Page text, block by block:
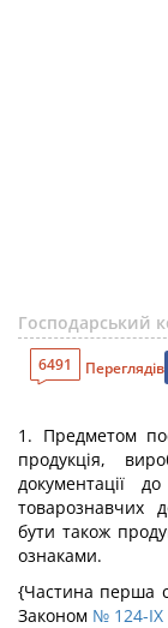
Господарський
6491 Переглядів
1. Предметом
продукція,
документації
товарознавчих
бути також
ознаками.
{Частина перша
Законом № 124-IX